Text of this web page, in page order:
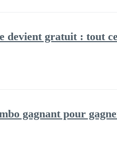
devient gratuit : tout
gagnant pour